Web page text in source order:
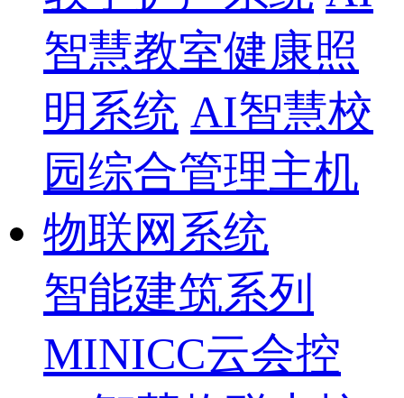
智慧教室健康照
明系统 AI智慧校
园综合管理主机
物联网系统
智能建筑系列
MINICC云会控